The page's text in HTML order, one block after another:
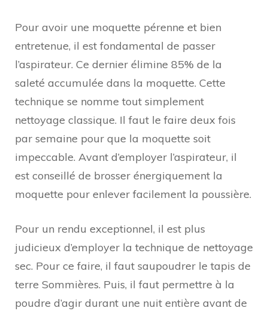
Pour avoir une moquette pérenne et bien
entretenue, il est fondamental de passer
l’aspirateur. Ce dernier élimine 85% de la
saleté accumulée dans la moquette. Cette
technique se nomme tout simplement
nettoyage classique. Il faut le faire deux fois
par semaine pour que la moquette soit
impeccable. Avant d’employer l’aspirateur, il
est conseillé de brosser énergiquement la
moquette pour enlever facilement la poussière.
Pour un rendu exceptionnel, il est plus
judicieux d’employer la technique de nettoyage
sec. Pour ce faire, il faut saupoudrer le tapis de
terre Sommières. Puis, il faut permettre à la
poudre d’agir durant une nuit entière avant de